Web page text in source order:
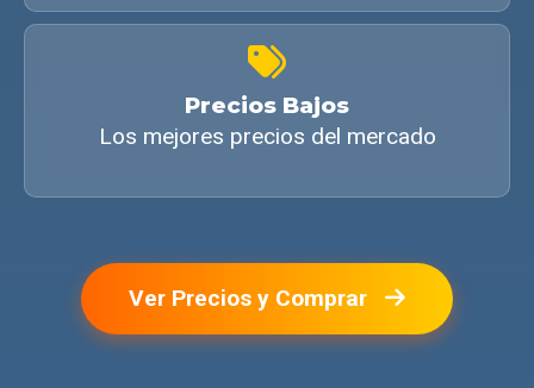
Precios Bajos
Los mejores precios del mercado
Ver Precios y Comprar